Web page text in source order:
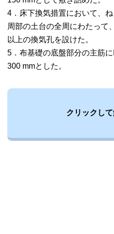
4．床下換気措置において、
周部の土台の全周にわたって
以上の換気孔を設けた。
5．布基礎の底盤部分の主筋
300 mmとした。
クリックし